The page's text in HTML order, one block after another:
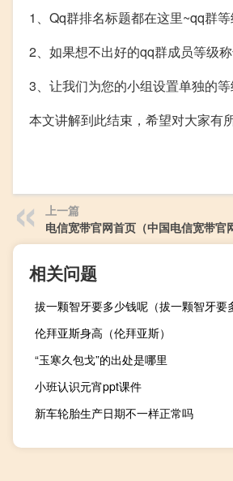
1、Qq群排名标题都在这里~qq群
2、如果想不出好的qq群成员等级
3、让我们为您的小组设置单独的等
本文讲解到此结束，希望对大家有所
上一篇
电信宽带官网首页（中国电信宽带官
相关问题
拔一颗智牙要多少钱呢（拔一颗智牙要
伦拜亚斯身高（伦拜亚斯）
“玉寒久包戈”的出处是哪里
小班认识元宵ppt课件
新车轮胎生产日期不一样正常吗